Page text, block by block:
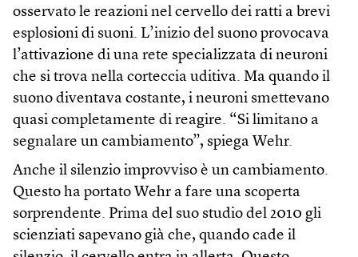
osservato le reazioni nel cervello dei ratti a brevi
esplosioni di suoni. L’inizio del suono provocava
l’attivazione di una rete specializzata di neuroni
che si trova nella corteccia uditiva. Ma quando il
suono diventava costante, i neuroni smettevano
quasi completamente di reagire. “Si limitano a
segnalare un cambiamento”, spiega Wehr.
Anche il silenzio improvviso è un cambiamento.
Questo ha portato Wehr a fare una scoperta
sorprendente. Prima del suo studio del 2010 gli
scienziati sapevano già che, quando cade il